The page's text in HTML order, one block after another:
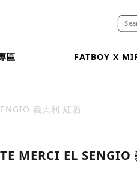
區 FATBOY X
義大利 紅酒
MERCI EL SENGIO